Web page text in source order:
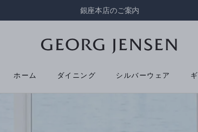
銀座本店のご案内
ホーム ダイニング シルバーウェア